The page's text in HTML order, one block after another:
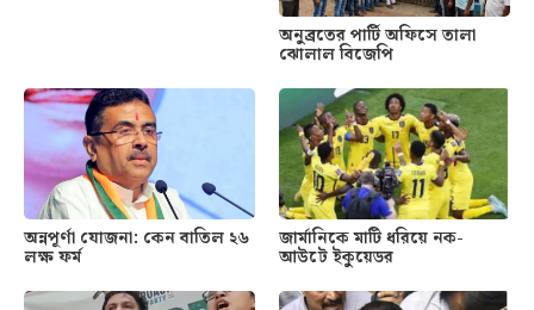
অনুব্রতের পার্টি অফিসে তালা
ঝোলাল বিজেপি
অন্নপূর্ণা যোজনা: কেন বাতিল ২৬
লক্ষ ফর্ম
জার্মানিকে মাটি ধরিয়ে নক-
আউটে ইকুয়েডর